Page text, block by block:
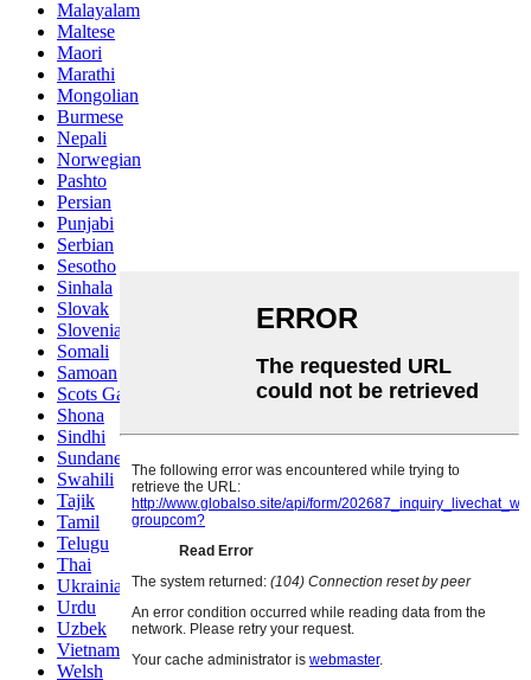
Malayalam
Maltese
Maori
Marathi
Mongolian
Burmese
Nepali
Norwegian
Pashto
Persian
Punjabi
Serbian
Sesotho
Sinhala
Slovak
Slovenian
Somali
Samoan
Scots Gaelic
Shona
Sindhi
Sundanese
Swahili
Tajik
Tamil
Telugu
Thai
Ukrainian
Urdu
Uzbek
Vietnamese
Welsh